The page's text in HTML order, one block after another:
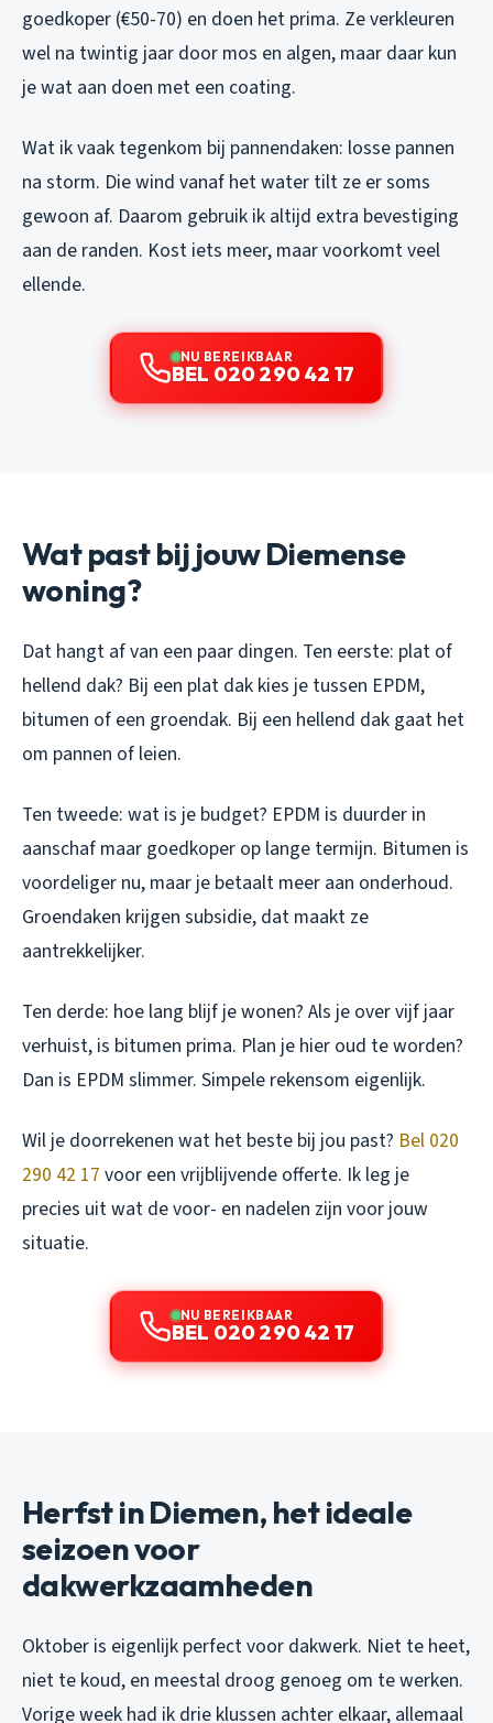
goedkoper (€50-70) en doen het prima. Ze verkleuren
wel na twintig jaar door mos en algen, maar daar kun
je wat aan doen met een coating.
Wat ik vaak tegenkom bij pannendaken: losse pannen
na storm. Die wind vanaf het water tilt ze er soms
gewoon af. Daarom gebruik ik altijd extra bevestiging
aan de randen. Kost iets meer, maar voorkomt veel
ellende.
NU BEREIKBAAR
BEL 020 290 42 17
Wat past bij jouw Diemense
woning?
Dat hangt af van een paar dingen. Ten eerste: plat of
hellend dak? Bij een plat dak kies je tussen EPDM,
bitumen of een groendak. Bij een hellend dak gaat het
om pannen of leien.
Ten tweede: wat is je budget? EPDM is duurder in
aanschaf maar goedkoper op lange termijn. Bitumen is
voordeliger nu, maar je betaalt meer aan onderhoud.
Groendaken krijgen subsidie, dat maakt ze
aantrekkelijker.
Ten derde: hoe lang blijf je wonen? Als je over vijf jaar
verhuist, is bitumen prima. Plan je hier oud te worden?
Dan is EPDM slimmer. Simpele rekensom eigenlijk.
Wil je doorrekenen wat het beste bij jou past? Bel 020
290 42 17 voor een vrijblijvende offerte. Ik leg je
precies uit wat de voor- en nadelen zijn voor jouw
situatie.
NU BEREIKBAAR
BEL 020 290 42 17
Herfst in Diemen, het ideale
seizoen voor
dakwerkzaamheden
Oktober is eigenlijk perfect voor dakwerk. Niet te heet,
niet te koud, en meestal droog genoeg om te werken.
Vorige week had ik drie klussen achter elkaar, allemaal